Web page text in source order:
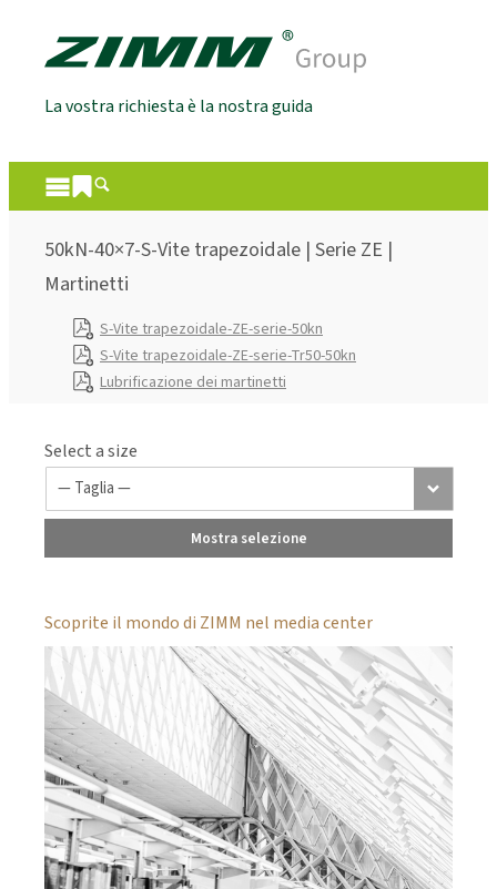
La vostra richiesta è la nostra guida
50kN-40×7-S-Vite trapezoidale | Serie ZE |
Martinetti
S-Vite trapezoidale-ZE-serie-50kn
S-Vite trapezoidale-ZE-serie-Tr50-50kn
Lubrificazione dei martinetti
Select a size
Mostra selezione
Scoprite il mondo di ZIMM nel media center